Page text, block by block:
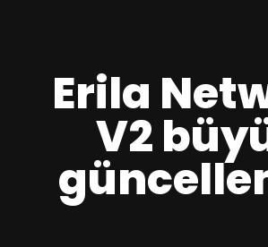
Erila
V2